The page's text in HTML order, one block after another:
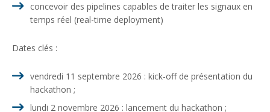
concevoir des pipelines capables de traiter les signaux en
temps réel (real-time deployment)
Dates clés :
vendredi 11 septembre 2026 : kick-off de présentation du
hackathon ;
lundi 2 novembre 2026 : lancement du hackathon ;